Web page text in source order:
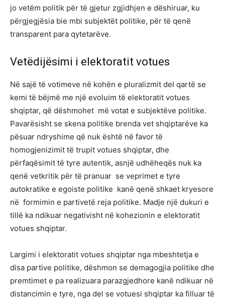
jo vetëm politik për të gjetur zgjidhjen e dëshiruar, ku
përgjegjësia bie mbi subjektët politike, për të qenë
transparent para qytetarëve.
Vetëdijësimi i elektoratit votues
Në sajë të votimeve në kohën e pluralizmit del qartë se
kemi të bëjmë me një evoluim të elektoratit votues
shqiptar, që dëshmohet më votat e subjektëve politike.
Pavarësisht se skena politike brenda vet shqiptarëve ka
pësuar ndryshime që nuk është në favor të
homogjenizimit të trupit votues shqiptar, dhe
përfaqësimit të tyre autentik, asnjë udhëheqës nuk ka
qenë vetkritik për të pranuar se veprimet e tyre
autokratike e egoiste politike kanë qenë shkaet kryesore
në formimin e partivetë reja politike. Madje një dukuri e
tillë ka ndikuar negativisht në kohezionin e elektoratit
votues shqiptar.
Largimi i elektoratit votues shqiptar nga mbeshtetja e
disa partive politike, dëshmon se demagogjia politike dhe
premtimet e pa realizuara parazgjedhore kanë ndikuar në
distancimin e tyre, nga del se votuesi shqiptar ka filluar të